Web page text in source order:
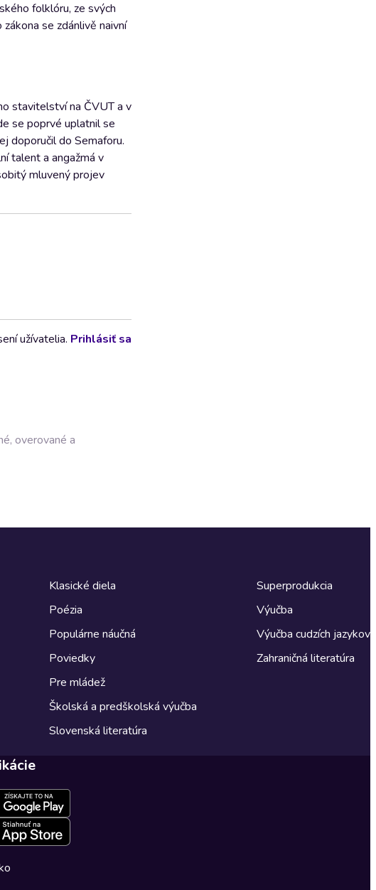
folklóru, ze svých
se zdánlivě naivní
stavitelství na ČVUT a v
se poprvé uplatnil se
doporučil do Semaforu.
talent a angažmá v
mluvený projev
užívatelia. Prihlásiť sa
overované a
Klasické diela
Poézia
Populárne náučná
Poviedky
Pre mládež
Školská a predškolská výučba
Slovenská literatúra
Superprodukcia
Výučba
Výučba cudzích jazykov
Zahraničná literatúra